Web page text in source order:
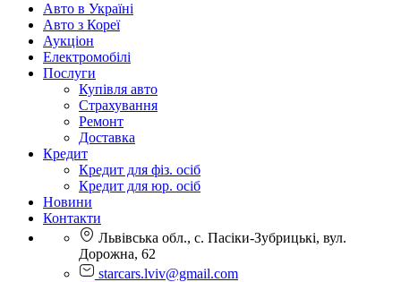
Авто в Україні
Авто з Кореї
Аукціон
Електромобілі
Послуги
Купівля авто
Страхування
Ремонт
Доставка
Кредит
Кредит для фіз. осіб
Кредит для юр. осіб
Новини
Контакти
Львівська обл., с. Пасіки-Зубрицькі, вул.
Дорожна, 62
starcars.lviv@gmail.com